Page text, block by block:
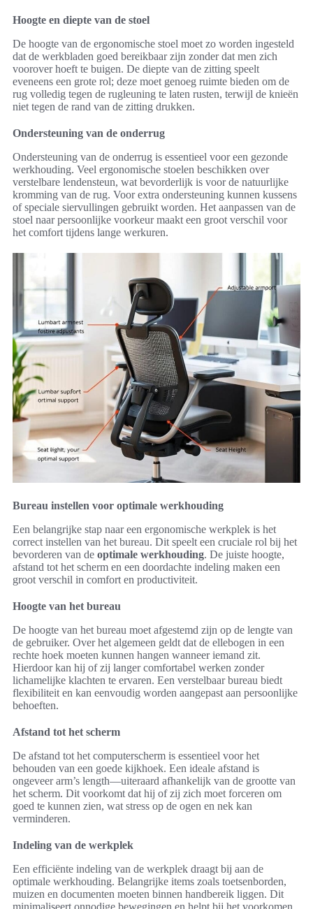
Hoogte en diepte van de stoel
De hoogte van de ergonomische stoel moet zo worden ingesteld
dat de werkbladen goed bereikbaar zijn zonder dat men zich
voorover hoeft te buigen. De diepte van de zitting speelt
eveneens een grote rol; deze moet genoeg ruimte bieden om de
rug volledig tegen de rugleuning te laten rusten, terwijl de knieën
niet tegen de rand van de zitting drukken.
Ondersteuning van de onderrug
Ondersteuning van de onderrug is essentieel voor een gezonde
werkhouding. Veel ergonomische stoelen beschikken over
verstelbare lendensteun, wat bevorderlijk is voor de natuurlijke
kromming van de rug. Voor extra ondersteuning kunnen kussens
of speciale siervullingen gebruikt worden. Het aanpassen van de
stoel naar persoonlijke voorkeur maakt een groot verschil voor
het comfort tijdens lange werkuren.
Bureau instellen voor optimale werkhouding
Een belangrijke stap naar een ergonomische werkplek is het
correct instellen van het bureau. Dit speelt een cruciale rol bij het
bevorderen van de optimale werkhouding. De juiste hoogte,
afstand tot het scherm en een doordachte indeling maken een
groot verschil in comfort en productiviteit.
Hoogte van het bureau
De hoogte van het bureau moet afgestemd zijn op de lengte van
de gebruiker. Over het algemeen geldt dat de ellebogen in een
rechte hoek moeten kunnen hangen wanneer iemand zit.
Hierdoor kan hij of zij langer comfortabel werken zonder
lichamelijke klachten te ervaren. Een verstelbaar bureau biedt
flexibiliteit en kan eenvoudig worden aangepast aan persoonlijke
behoeften.
Afstand tot het scherm
De afstand tot het computerscherm is essentieel voor het
behouden van een goede kijkhoek. Een ideale afstand is
ongeveer arm’s length—uiteraard afhankelijk van de grootte van
het scherm. Dit voorkomt dat hij of zij zich moet forceren om
goed te kunnen zien, wat stress op de ogen en nek kan
verminderen.
Indeling van de werkplek
Een efficiënte indeling van de werkplek draagt bij aan de
optimale werkhouding. Belangrijke items zoals toetsenborden,
muizen en documenten moeten binnen handbereik liggen. Dit
minimaliseert onnodige bewegingen en helpt bij het voorkomen